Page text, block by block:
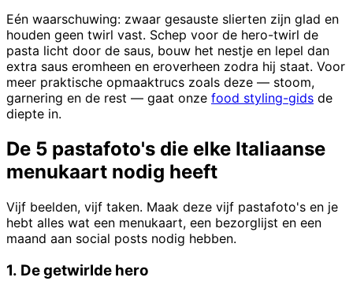
Eén waarschuwing: zwaar gesauste slierten zijn glad en
houden geen twirl vast. Schep voor de hero-twirl de
pasta licht door de saus, bouw het nestje en lepel dan
extra saus eromheen en eroverheen zodra hij staat. Voor
meer praktische opmaaktrucs zoals deze — stoom,
garnering en de rest — gaat onze food styling-gids de
diepte in.
De 5 pastafoto's die elke Italiaanse
menukaart nodig heeft
Vijf beelden, vijf taken. Maak deze vijf pastafoto's en je
hebt alles wat een menukaart, een bezorglijst en een
maand aan social posts nodig hebben.
1. De getwirlde hero